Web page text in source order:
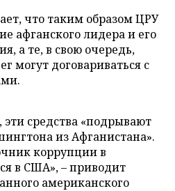
что таким образом ЦРУ
афганского лидера и его
а те, в свою очередь,
могут договариваться с
средства «подрывают
из Афганистана».
коррупции в
в США»,–приводит
американского